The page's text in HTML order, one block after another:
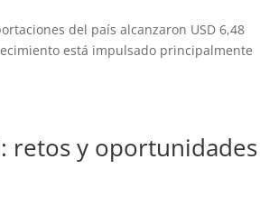
del país alcanzaron USD 6,48
está impulsado principalmente
retos y oportunidades